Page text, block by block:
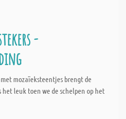
-
mozaïeksteentjes brengt de
leuk toen we de schelpen op het